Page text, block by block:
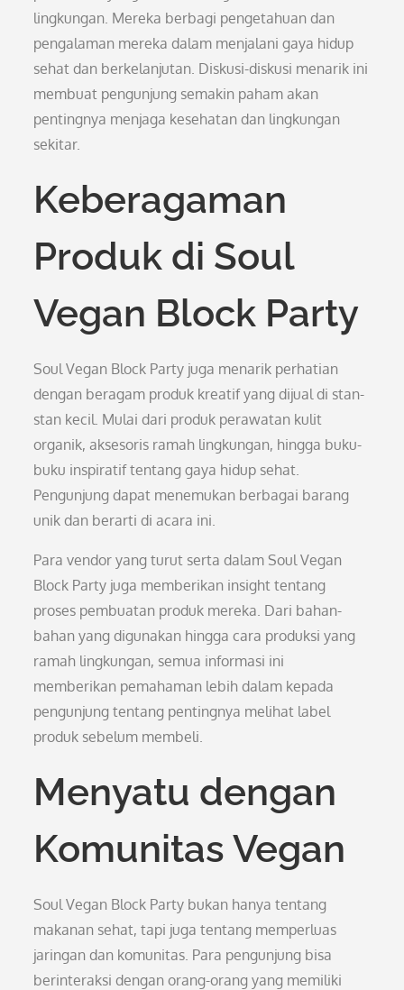
lingkungan. Mereka berbagi pengetahuan dan
pengalaman mereka dalam menjalani gaya hidup
sehat dan berkelanjutan. Diskusi-diskusi menarik ini
membuat pengunjung semakin paham akan
pentingnya menjaga kesehatan dan lingkungan
sekitar.
Keberagaman
Produk di Soul
Vegan Block Party
Soul Vegan Block Party juga menarik perhatian
dengan beragam produk kreatif yang dijual di stan-
stan kecil. Mulai dari produk perawatan kulit
organik, aksesoris ramah lingkungan, hingga buku-
buku inspiratif tentang gaya hidup sehat.
Pengunjung dapat menemukan berbagai barang
unik dan berarti di acara ini.
Para vendor yang turut serta dalam Soul Vegan
Block Party juga memberikan insight tentang
proses pembuatan produk mereka. Dari bahan-
bahan yang digunakan hingga cara produksi yang
ramah lingkungan, semua informasi ini
memberikan pemahaman lebih dalam kepada
pengunjung tentang pentingnya melihat label
produk sebelum membeli.
Menyatu dengan
Komunitas Vegan
Soul Vegan Block Party bukan hanya tentang
makanan sehat, tapi juga tentang memperluas
jaringan dan komunitas. Para pengunjung bisa
berinteraksi dengan orang-orang yang memiliki